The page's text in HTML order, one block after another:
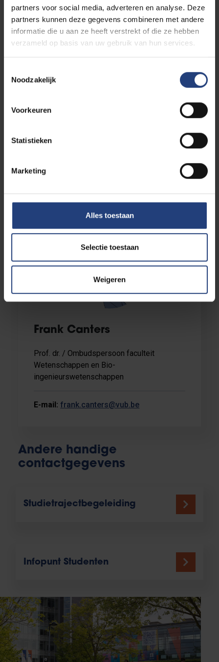
partners voor social media, adverteren en analyse. Deze
partners kunnen deze gegevens combineren met andere
informatie die u aan ze heeft verstrekt of die ze hebben
verzameld op basis van uw gebruik van hun services.
Noodzakelijk
Voorkeuren
Statistieken
Marketing
Alles toestaan
Selectie toestaan
Weigeren
Tom Dorissen
Faculteitssecretaris Wetenschappen en
E-mail:
Ombudspersoon
Frank Canters
Prof. dr. / Ombudspersoon faculteit
Wetenschappen en Bio-
ingenieurswetenschappen
E-mail: frank.canters@vub.be
Andere handige
contactgegevens
Studietrajectbegeleiding
Infopunt Studenten